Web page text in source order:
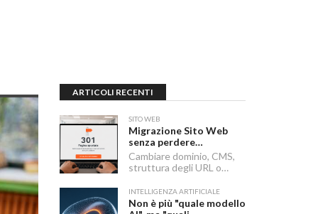
ARTICOLI RECENTI
SITO WEB
Migrazione Sito Web
senza perdere
posizionamento:
Redirect 301, URL e
Checklist SEO
Cambiare dominio, CMS,
struttura degli URL o
momenti in cui un sito
rischia di perdere visibilità
INTELLIGENZA ARTIFICIALE
Non è più "quale modello